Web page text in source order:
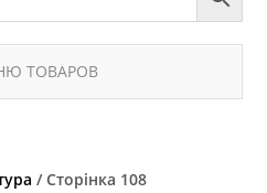
ТОВАРОВ
/ Сторінка 108